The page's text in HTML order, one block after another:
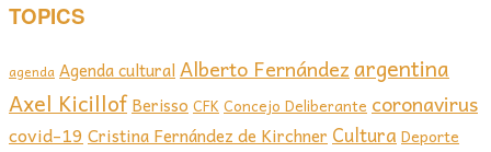
TOPICS
agenda Agenda culturalAlberto Fernández argentina
Axel Kicillof Berisso CFKConcejo Deliberante coronavirus
covid-19 Cristina Fernández de Kirchner Cultura Deporte